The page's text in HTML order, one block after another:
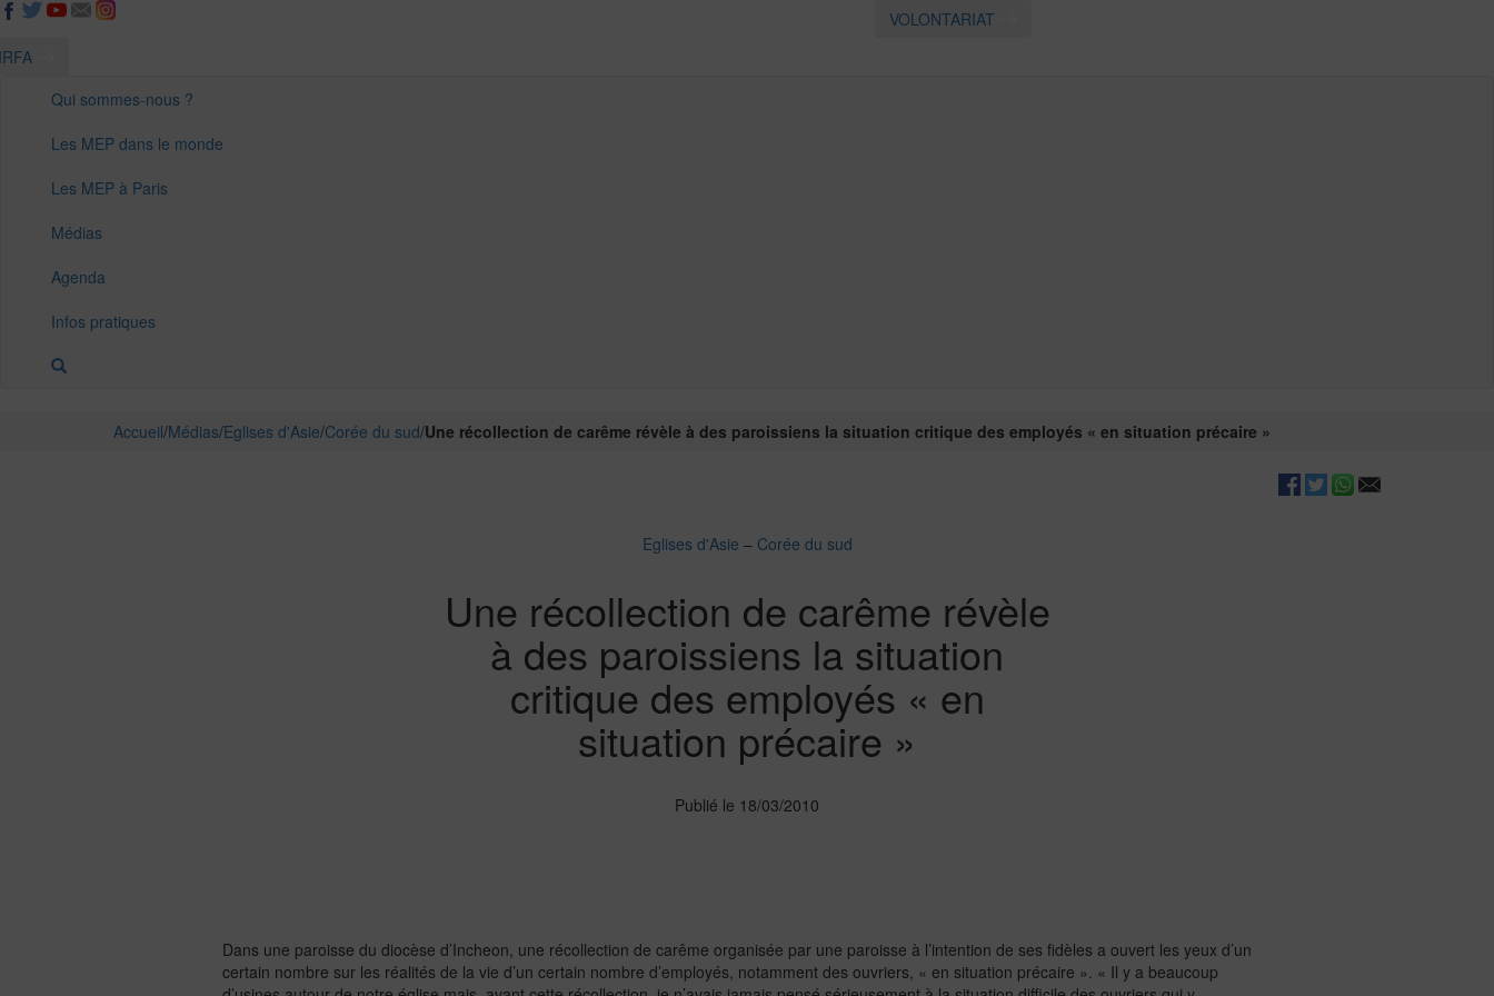
VOLONTARIAT
Qui sommes-nous ?
Les MEP dans le monde
Les MEP à Paris
Médias
Agenda
Infos pratiques
Accueil/Médias/Eglises d'Asie/Corée du sud/Une récollection de carême révèle à des paroissiens la situation critique des employés « en situation précaire »
Eglises d'Asie – Corée du sud
Une récollection de carême révèle
à des paroissiens la situation
critique des employés « en
situation précaire »
Publié le 18/03/2010
Dans une paroisse du diocèse d’Incheon, une récollection de carême organisée par une paroisse à l’intention de ses fidèles a ouvert les yeux d’un
certain nombre sur les réalités de la vie d’un certain nombre d’employés, notamment des ouvriers, « en situation précaire ». « Il y a beaucoup